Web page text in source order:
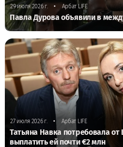
29 июля 2026 г. • Арбат LIFE
Павла Дурова объявили в
27 июля 2026 г. • Арбат LIFE
Татьяна Навка потребовала от
выплатить ей почти €2 млн